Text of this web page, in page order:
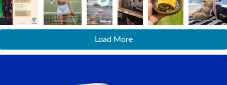
Load More